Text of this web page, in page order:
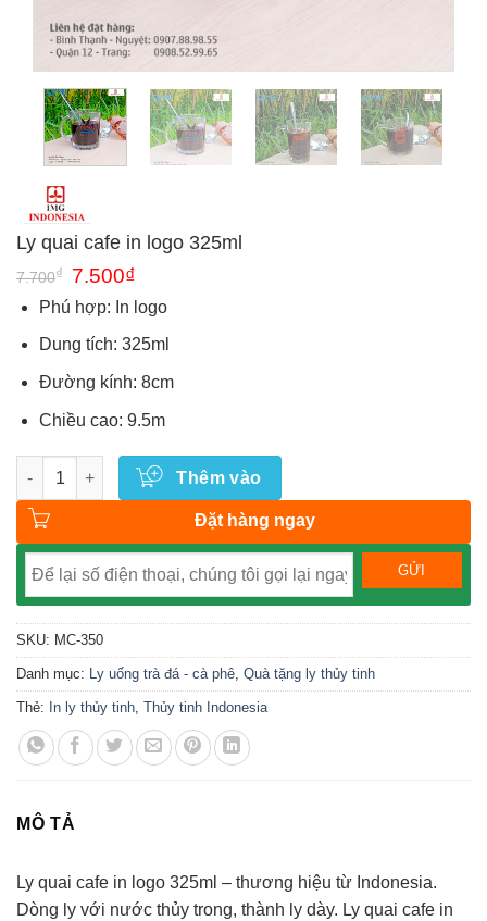
Ly quai cafe in logo 325ml
7.700₫
Giá
gốc
là:
7.700₫.
7.500₫
tại
là:
Phú hợp: In logo
Dung tích: 325ml
Đường kính: 8cm
Chiều cao: 9.5m
Số lượng
Thêm vào
Đặt hàng ngay
SKU: MC-350
Danh mục: Ly uống trà đá - cà phê, Quà tặng ly thủy tinh
Thẻ: In ly thủy tinh, Thủy tinh Indonesia
MÔ TẢ
Ly quai cafe in logo 325ml – thương hiệu từ Indonesia.
Dòng ly với nước thủy trong, thành ly dày. Ly quai cafe in